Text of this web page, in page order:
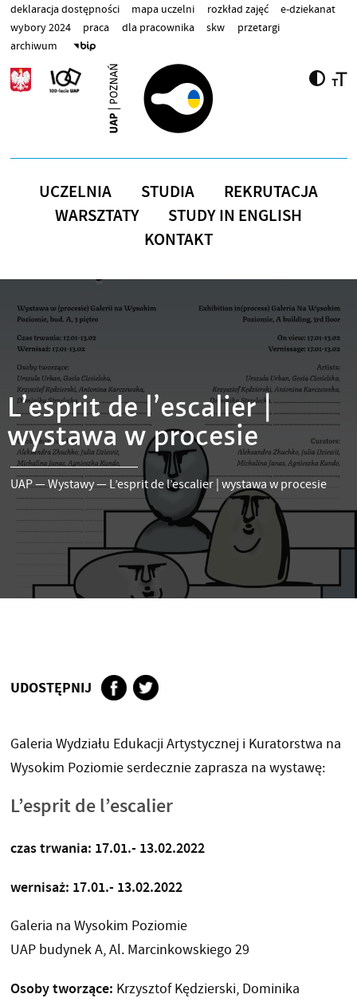
Przejdź do treści
deklaracja dostępności mapa uczelni rozkład zajęć
e-dziekanat
wybory 2024
praca dla pracownika skw
przetargi
archiwum
UCZELNIA STUDIA
REKRUTACJA
WARSZTATY
STUDY IN ENGLISH
KONTAKT
L’esprit de l’escalier |
wystawa w procesie
UAP—Wystawy—L’esprit de l’escalier | wystawa w procesie
UDOSTĘPNIJ
Galeria Wydziału Edukacji Artystycznej i Kuratorstwa na
Wysokim Poziomie serdecznie zaprasza na wystawę:
L’esprit de l’escalier
czas trwania: 17.01.- 13.02.2022
wernisaż: 17.01.- 13.02.2022
Galeria na Wysokim Poziomie
UAP budynek A, Al. Marcinkowskiego 29
Osoby tworzące: Krzysztof Kędzierski, Dominika